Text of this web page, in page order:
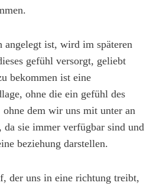
angelegt ist, wird im späteren
gefühl versorgt, geliebt
bekommen ist eine
ohne die ein gefühl des
ohne dem wir uns mit unter an
da sie immer verfügbar sind und
beziehung darstellen.
der uns in eine richtung treibt,